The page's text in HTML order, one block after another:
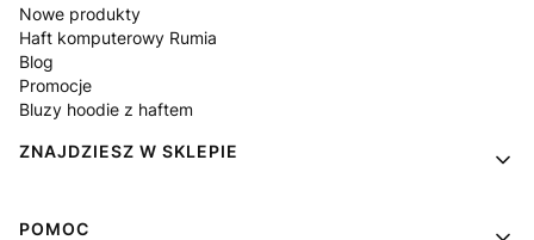
Nowe produkty
Haft komputerowy Rumia
Blog
Promocje
Bluzy hoodie z haftem
ZNAJDZIESZ W SKLEPIE
POMOC